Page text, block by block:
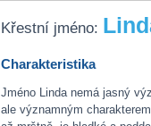
Křestní jméno:
Charakteristika
Jméno Linda nemá jasný
ale významným